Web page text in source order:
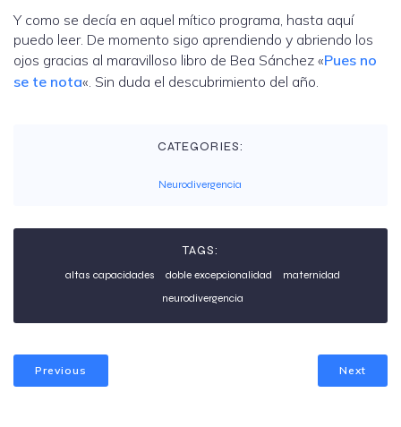
Y como se decía en aquel mítico programa, hasta aquí
puedo leer. De momento sigo aprendiendo y abriendo los
ojos gracias al maravilloso libro de Bea Sánchez «Pues no
se te nota«. Sin duda el descubrimiento del año.
CATEGORIES:
Neurodivergencia
TAGS:
altas capacidades doble excepcionalidad
maternidad
neurodivergencia
Previous Next